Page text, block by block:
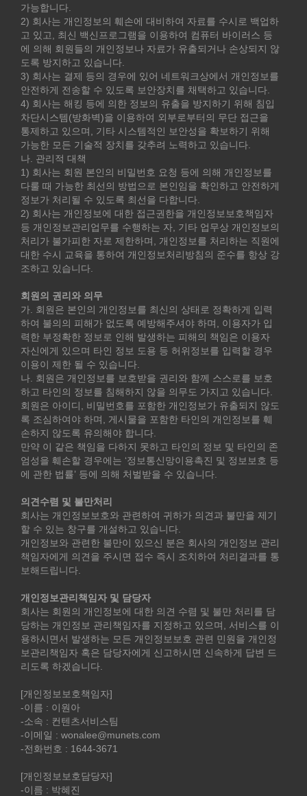
가능합니다.
2) 회사는 개인정보의 훼손에 대비하여 자료를 수시로 백업하
고 있고, 최신 백신프로그램을 이용하여 컴퓨터 바이러스 등
에 의해 회원들의 개인정보나 자료가 유출되거나 손상되지 않
도록 방지하고 있습니다.
3) 회사는 결제 등의 경우에 있어 네트워크상에서 개인정보를
안전하게 전송할 수 있도록 보안장치를 채택하고 있습니다.
4) 회사는 해킹 등에 의한 정보의 유출을 방지하기 위해 침입
차단시스템(방화벽)을 이용하여 외부로부터의 무단 접근을
통제하고 있으며, 기타 시스템적인 보안성을 확보하기 위해
가능한 모든 기술적 장치를 갖추려 노력하고 있습니다.
나. 관리적 대책
1) 회사는 회원 본인의 비밀번호 요청 등에 의해 개인정보를
다룰 때 가능한 최선의 방법으로 본인임을 확인하고 안전하게
정보가 처리될 수 있도록 최선을 다합니다.
2) 회사는 개인정보에 대한 접근권한을 개인정보보호책임자
등 개인정보관리업무를 수행하는 자, 기타 업무상 개인정보의
처리가 불가피한 자로 제한하며, 개인정보를 처리하는 직원에
대한 수시 교육을 통하여 개인정보처리방침의 준수를 항상 강
조하고 있습니다.
회원의 권리와 의무
가. 회원은 본인의 개인정보를 최신의 상태로 정확하게 입력
하여 불의의 피해가 없도록 예방해주셔야 하며, 이용자가 입
력한 부정확한 정보로 인해 발생하는 피해의 책임은 이용자
자신에게 있으며 타인 정보 도용 등 허위정보를 입력할 경우
이용이 제한 될 수 있습니다.
나. 회원은 개인정보를 보호받을 권리와 함께 스스로를 보호
하고 타인의 정보를 침해하지 않을 의무도 가지고 있습니다.
회원은 아이디, 비밀번호를 포함한 개인정보가 유출되지 않도
록 조심하여야 하며, 게시물을 포함한 타인의 개인정보를 훼
손하지 않도록 유의해야 합니다.
만약 이 같은 책임을 다하지 못하고 타인의 정보 및 타인의 존
엄성을 훼손할 경우에는 ‘정보통신망이용촉진 및 정보보호 등
에 관한 법률’ 등에 의해 처벌받을 수 있습니다.
의견수렴 및 불만처리
회사는 개인정보보호와 관련하여 귀하가 의견과 불만을 제기
할 수 있는 창구를 개설하고 있습니다.
개인정보와 관련한 불만이 있으신 분은 회사의 개인정보 관리
책임자에게 의견을 주시면 접수 즉시 조치하여 처리결과를 통
보해드립니다.
개인정보관리책임자 및 담당자
회사는 회원의 개인정보에 대한 의견 수렴 및 불만 처리를 담
당하는 개인정보 관리책임자를 지정하고 있으며, 서비스를 이
용하시면서 발생하는 모든 개인정보보호 관련 민원을 개인정
보관리책임자 혹은 담당자에게 신고하시면 신속하게 답변 드
리도록 하겠습니다.
[개인정보보호책임자]
-이름 : 이원아
-소속 : 컨텐츠서비스팀
-이메일 : wonalee@munets.com
-전화번호 : 1644-3671
[개인정보보호담당자]
-이름 : 박혜진